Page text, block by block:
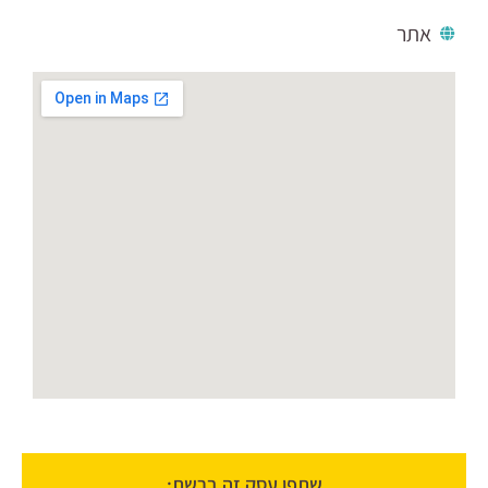
אתר